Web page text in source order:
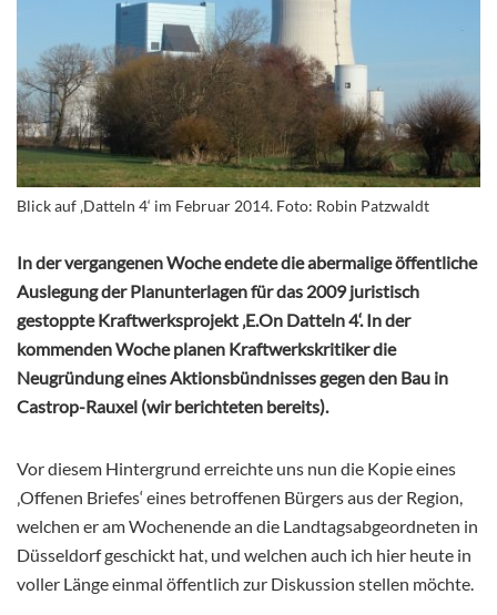
Blick auf ‚Datteln 4‘ im Februar 2014. Foto: Robin Patzwaldt
In der vergangenen Woche endete die abermalige öffentliche
Auslegung der Planunterlagen für das 2009 juristisch
gestoppte Kraftwerksprojekt ‚E.On Datteln 4‘. In der
kommenden Woche planen Kraftwerkskritiker die
Neugründung eines Aktionsbündnisses gegen den Bau in
Castrop-Rauxel (wir berichteten bereits).
Vor diesem Hintergrund erreichte uns nun die Kopie eines
‚Offenen Briefes‘ eines betroffenen Bürgers aus der Region,
welchen er am Wochenende an die Landtagsabgeordneten in
Düsseldorf geschickt hat, und welchen auch ich hier heute in
voller Länge einmal öffentlich zur Diskussion stellen möchte.